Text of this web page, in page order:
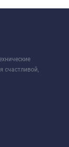
счастливой,